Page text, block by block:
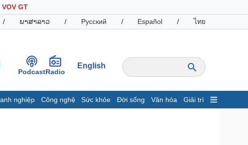
VOV GT
/ ພາສາລາວ / Русский / Español / ไทย
PodcastRadio
English
nghiệp Công nghệ Sức khỏe Đời sống Văn hóa Giải trí